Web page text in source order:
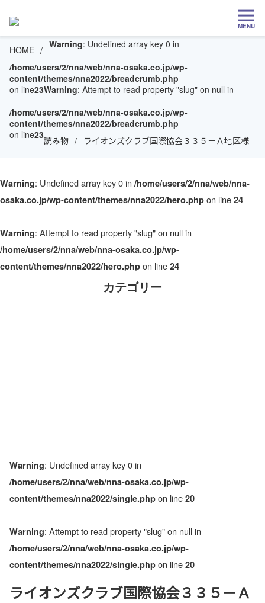
MENU
HOME Warning: Undefined array key 0 in
/home/users/2/nna/web/nna-osaka.co.jp/wp-
content/themes/nna2022/breadcrumb.php
on line23Warning: Attempt to read property "slug" on null in
/home/users/2/nna/web/nna-osaka.co.jp/wp-
content/themes/nna2022/breadcrumb.php
on line23読み物 ライオンズクラブ国際協会３３５－Ａ地区様
Warning: Undefined array key 0 in /home/users/2/nna/web/nna-
osaka.co.jp/wp-content/themes/nna2022/hero.php on line 24
Warning: Attempt to read property "slug" on null in
/home/users/2/nna/web/nna-osaka.co.jp/wp-
content/themes/nna2022/hero.php on line 24
カテゴリー
Warning: Undefined array key 0 in
/home/users/2/nna/web/nna-osaka.co.jp/wp-
content/themes/nna2022/single.php on line 20
Warning: Attempt to read property "slug" on null in
/home/users/2/nna/web/nna-osaka.co.jp/wp-
content/themes/nna2022/single.php on line 20
ライオンズクラブ国際協会３３５－Ａ